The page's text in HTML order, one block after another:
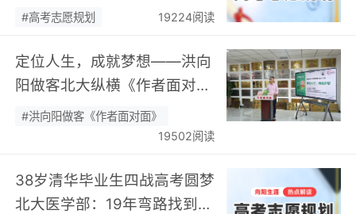
数据，靠“人”…
#高考志愿规划 19224阅读
定位人生，成就梦想——洪向
阳做客北大纵横《作者面对
面》开展职业规划专题分享…
#洪向阳做客《作者面对面》
19502阅读
38岁清华毕业生四战高考圆梦
北大医学部：19年弯路找到终